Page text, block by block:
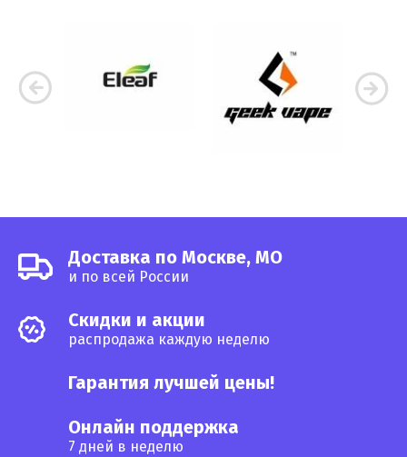
Доставка по Москве, МО
и по всей России
Cкидки и акции
распродажа каждую неделю
Гарантия лучшей цены!
Онлайн поддержка
7 дней в неделю